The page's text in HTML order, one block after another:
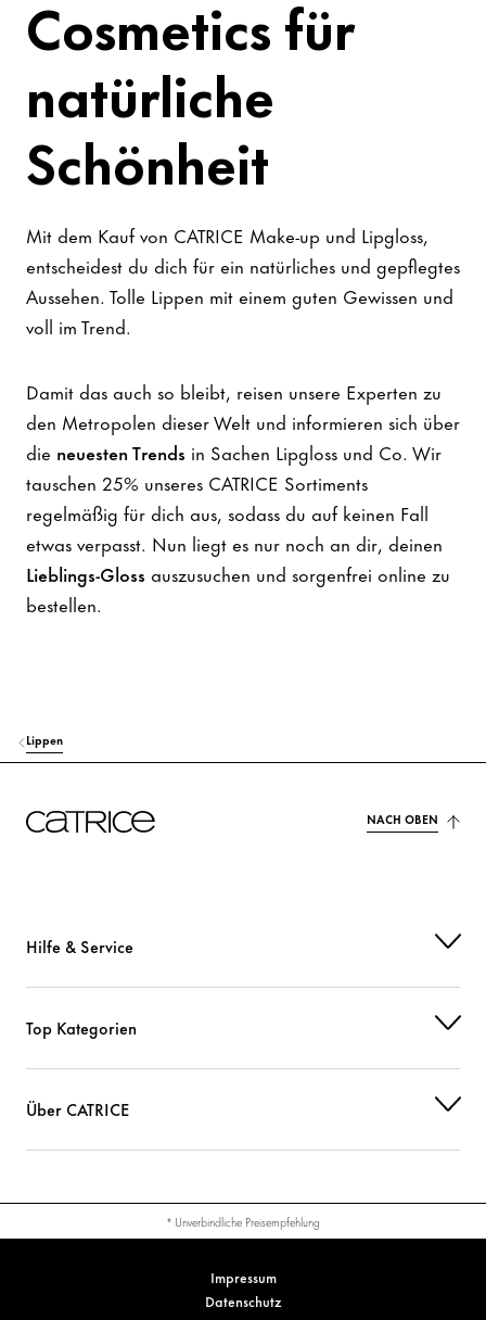
Cosmetics für
natürliche
Schönheit
Mit dem Kauf von CATRICE Make-up und Lipgloss,
entscheidest du dich für ein natürliches und gepflegtes
Aussehen. Tolle Lippen mit einem guten Gewissen und
voll im Trend.
Damit das auch so bleibt, reisen unsere Experten zu
den Metropolen dieser Welt und informieren sich über
die neuesten Trends in Sachen Lipgloss und Co. Wir
tauschen 25% unseres CATRICE Sortiments
regelmäßig für dich aus, sodass du auf keinen Fall
etwas verpasst. Nun liegt es nur noch an dir, deinen
Lieblings-Gloss auszusuchen und sorgenfrei online zu
bestellen.
Lippen
NACH OBEN
Hilfe & Service
Top Kategorien
Über CATRICE
* Unverbindliche Preisempfehlung
Impressum
Datenschutz